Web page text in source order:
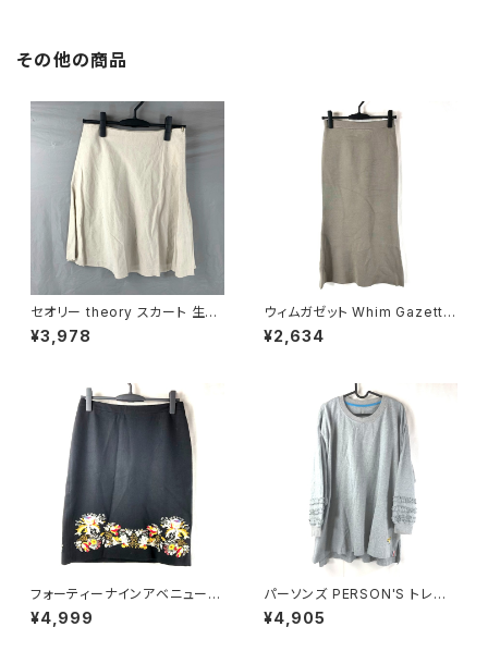
その他の商品
セオリー theory スカート 生成
色 2サイズ 900587
¥3,978
ウィムガゼット Whim Gazette
スカート ロング フレア 無地 レ
ーヨン ウエストゴム ベージュ系
¥2,634
フォーティーナインアベニュージ
ュンコシマダ 49AV.junko shi
mada スカート 花柄刺繍 裏地
¥4,999
パーソンズ PERSON'S トレー
ナー 綿100％ ロゴ刺繡 袖フリ
ル スリット グレー LLサイズ 92
¥4,905